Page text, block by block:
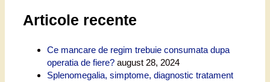
Articole recente
Ce mancare de regim trebuie consumata dupa
operatia de fiere? august 28, 2024
Splenomegalia, simptome, diagnostic tratament